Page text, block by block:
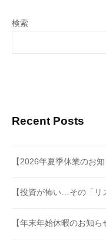
検索
Recent Posts
【2026年夏季休業のお知
【投資が怖い…その「リ
【年末年始休暇のお知ら